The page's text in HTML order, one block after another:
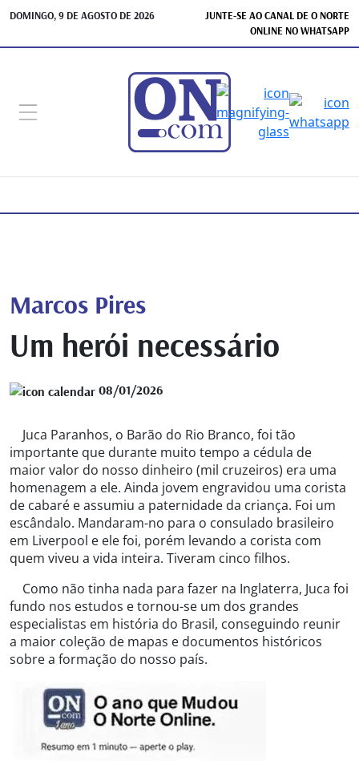
DOMINGO, 9 DE AGOSTO DE 2026
JUNTE-SE AO CANAL DE O NORTE
ONLINE NO WHATSAPP
Marcos Pires
Um herói necessário
08/01/2026
Juca Paranhos, o Barão do Rio Branco, foi tão
importante que durante muito tempo a cédula de
maior valor do nosso dinheiro (mil cruzeiros) era uma
homenagem a ele. Ainda jovem engravidou uma corista
de cabaré e assumiu a paternidade da criança. Foi um
escândalo. Mandaram-no para o consulado brasileiro
em Liverpool e ele foi, porém levando a corista com
quem viveu a vida inteira. Tiveram cinco filhos.
Como não tinha nada para fazer na Inglaterra, Juca foi
fundo nos estudos e tornou-se um dos grandes
especialistas em história do Brasil, conseguindo reunir
a maior coleção de mapas e documentos históricos
sobre a formação do nosso país.